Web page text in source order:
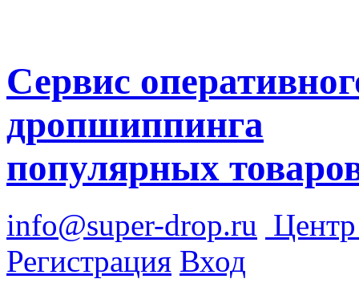
Сервис
дропшиппинга
популярных
info@super-drop.ru
Регистрация Вход